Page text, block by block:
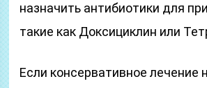
назначить антибиотики для
такие как Доксициклин или
Если консервативное лечение